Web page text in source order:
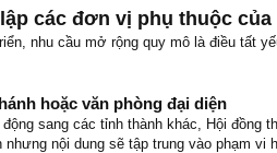
các đơn vị phụ thuộc
nhu cầu mở rộng quy mô là điều
hoặc văn phòng đại diện
sang các tỉnh thành khác, Hội
nhưng nội dung sẽ tập trung vào phạm